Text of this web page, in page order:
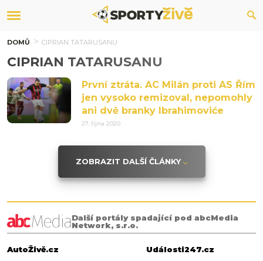
DOMŮ CIPRIAN TATARUSANU
CIPRIAN TATARUSANU
První ztráta. AC Milán proti AS Řím
jen vysoko remizoval, nepomohly
ani dvě branky Ibrahimoviće
27. října 2020
ZOBRAZIT DALŠÍ ČLÁNKY
Další portály spadající pod abcMedia
Network, s.r.o.
AutoŽivě.cz
Události247.cz